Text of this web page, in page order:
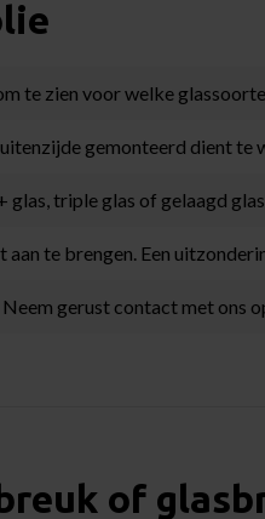
te zien voor welke
gemonteerd dient
triple glas of gelaagd
te brengen. Een
gerust contact met ons
of